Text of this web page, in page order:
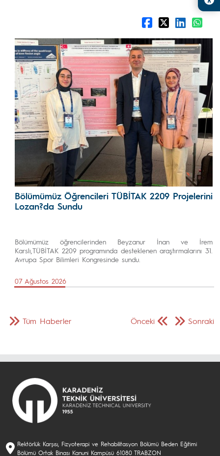
Bölümümüz Öğrencileri TÜBİTAK 2209 Projelerini
Lozan?da Sundu
Bölümümüz öğrencilerinden Beyzanur İnan ve İrem
Karslı,TÜBİTAK 2209 programında desteklenen araştırmalarını 31.
Avrupa Spor Bilimleri Kongresinde sundu.
07 Ağustos 2026
Önceki Sonraki
Tüm Haberler
Rektörlük Karşısı, Fizyoterapi ve Rehabilitasyon Bölümü Beden Eğitimi
Bölümü Ortak Binası Kanuni Kampüsü 61080 TRABZON